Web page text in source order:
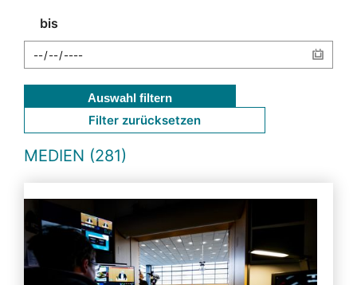
bis
Auswahl filtern
Filter zurücksetzen
MEDIEN (281)